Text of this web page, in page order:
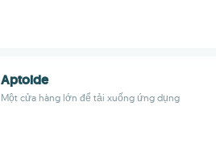
Aptoide
Một cửa hàng lớn để tải xuống ứng dụng